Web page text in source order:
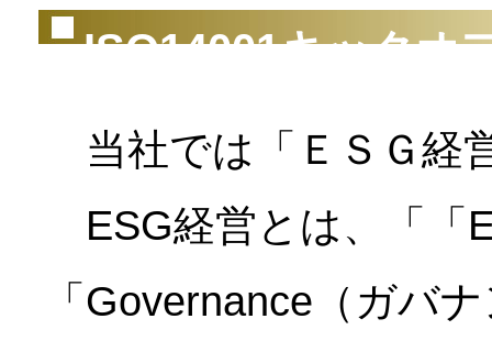
ISO14001キックオ
当社では「ＥＳＧ経
ESG経営とは、「「
「Governance（ガバ